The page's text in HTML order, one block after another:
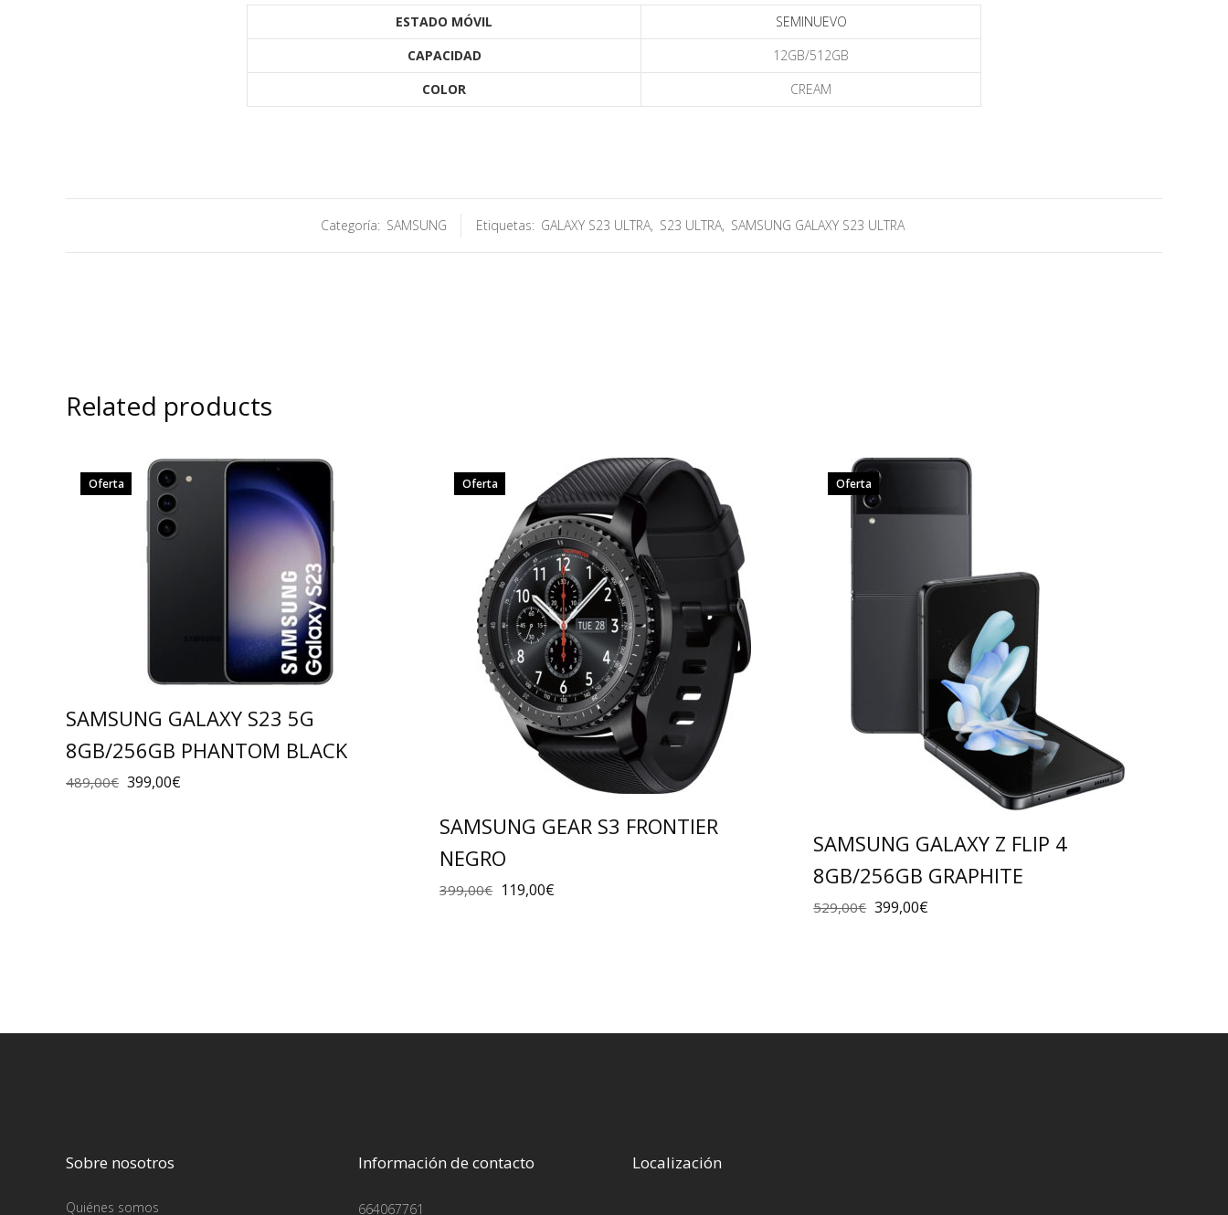
ESTADO MÓVIL
SEMINUEVO
CAPACIDAD
12GB/512GB
COLOR
CREAM
Categoría: SAMSUNG Etiquetas: GALAXY S23 ULTRA, S23 ULTRA, SAMSUNG GALAXY S23 ULTRA
Related products
Oferta
SAMSUNG GALAXY S23 5G
8GB/256GB PHANTOM BLACK
489,00€ 399,00€
Oferta
SAMSUNG GEAR S3 FRONTIER
NEGRO
399,00€ 119,00€
Oferta
SAMSUNG GALAXY Z FLIP 4
8GB/256GB GRAPHITE
529,00€ 399,00€
Sobre nosotros
Quiénes somos
Información de contacto
664067761
Localización